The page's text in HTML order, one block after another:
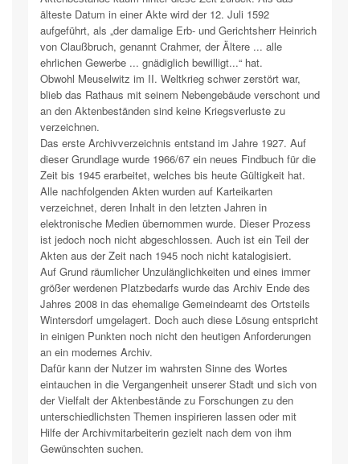
älteste Datum in einer Akte wird der 12. Juli 1592
aufgeführt, als „der damalige Erb- und Gerichtsherr Heinrich
von Claußbruch, genannt Crahmer, der Ältere ... alle
ehrlichen Gewerbe ... gnädiglich bewilligt...“ hat.
Obwohl Meuselwitz im II. Weltkrieg schwer zerstört war,
blieb das Rathaus mit seinem Nebengebäude verschont und
an den Aktenbeständen sind keine Kriegsverluste zu
verzeichnen.
Das erste Archivverzeichnis entstand im Jahre 1927. Auf
dieser Grundlage wurde 1966/67 ein neues Findbuch für die
Zeit bis 1945 erarbeitet, welches bis heute Gültigkeit hat.
Alle nachfolgenden Akten wurden auf Karteikarten
verzeichnet, deren Inhalt in den letzten Jahren in
elektronische Medien übernommen wurde. Dieser Prozess
ist jedoch noch nicht abgeschlossen. Auch ist ein Teil der
Akten aus der Zeit nach 1945 noch nicht katalogisiert.
Auf Grund räumlicher Unzulänglichkeiten und eines immer
größer werdenen Platzbedarfs wurde das Archiv Ende des
Jahres 2008 in das ehemalige Gemeindeamt des Ortsteils
Wintersdorf umgelagert. Doch auch diese Lösung entspricht
in einigen Punkten noch nicht den heutigen Anforderungen
an ein modernes Archiv.
Dafür kann der Nutzer im wahrsten Sinne des Wortes
eintauchen in die Vergangenheit unserer Stadt und sich von
der Vielfalt der Aktenbestände zu Forschungen zu den
unterschiedlichsten Themen inspirieren lassen oder mit
Hilfe der Archivmitarbeiterin gezielt nach dem von ihm
Gewünschten suchen.